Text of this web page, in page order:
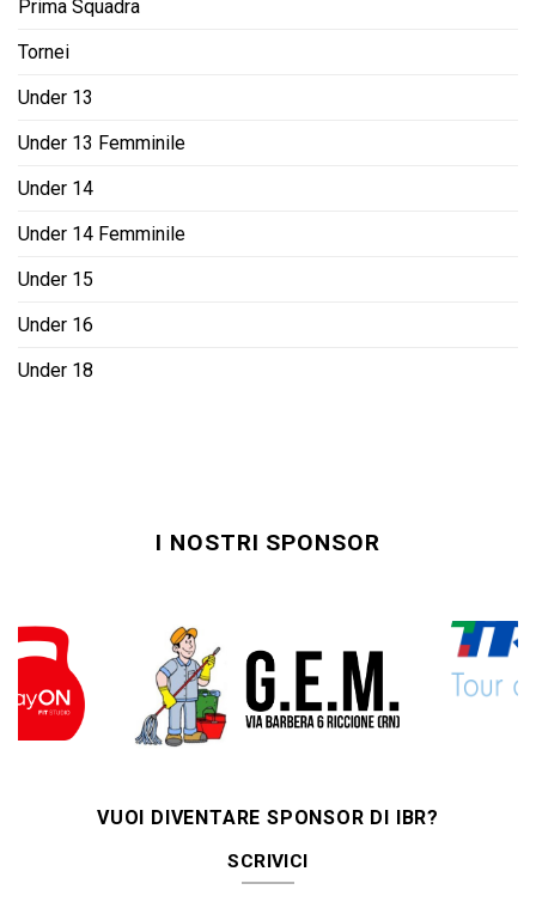
Prima Squadra
Tornei
Under 13
Under 13 Femminile
Under 14
Under 14 Femminile
Under 15
Under 16
Under 18
I NOSTRI SPONSOR
VUOI DIVENTARE SPONSOR DI IBR?
SCRIVICI